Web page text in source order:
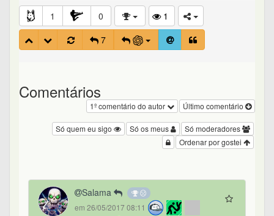
1 0
1
7
Comentários
Último comentário
1º comentário do autor
Só moderadores
Só os meus
Só quem eu sigo
Ordenar por gostei
Salama
em 26/05/2017 08:11